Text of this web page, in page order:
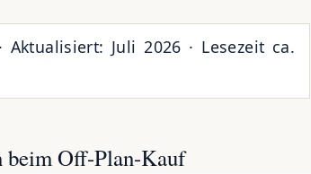
Aktualisiert: Juli 2026 · Lesezeit ca.
beim Off-Plan-Kauf